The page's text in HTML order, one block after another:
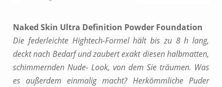
Naked Skin Ultra Definition Powder Foundation
Die federleichte Hightech-Formel hält bis zu 8 h lang,
deckt nach Bedarf und zaubert exakt diesen halbmatten,
schimmernden Nude- Look, von dem Sie träumen. Was
es außerdem einmalig macht? Herkömmliche Puder